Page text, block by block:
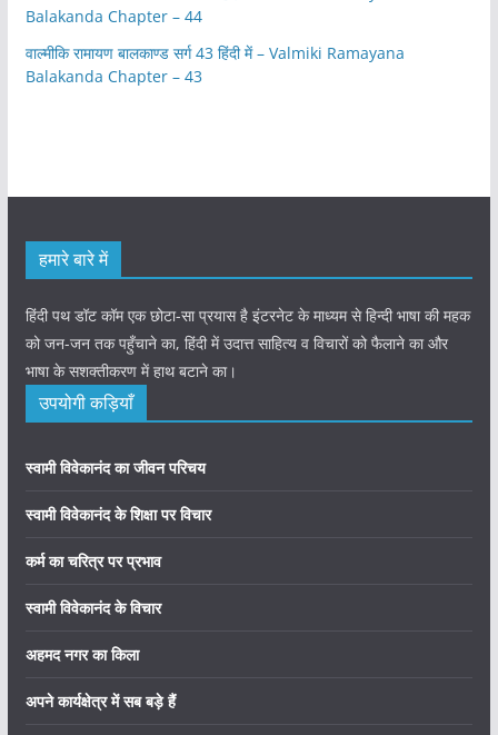
Balakanda Chapter – 44
वाल्मीकि रामायण बालकाण्ड सर्ग 43 हिंदी में – Valmiki Ramayana
Balakanda Chapter – 43
हमारे बारे में
हिंदी पथ डॉट कॉम एक छोटा-सा प्रयास है इंटरनेट के माध्यम से हिन्दी भाषा की महक
को जन-जन तक पहुँचाने का, हिंदी में उदात्त साहित्य व विचारों को फैलाने का और
भाषा के सशक्तीकरण में हाथ बटाने का।
उपयोगी कड़ियाँ
स्वामी विवेकानंद का जीवन परिचय
स्वामी विवेकानंद के शिक्षा पर विचार
कर्म का चरित्र पर प्रभाव
स्वामी विवेकानंद के विचार
अहमद नगर का किला
अपने कार्यक्षेत्र में सब बड़े हैं